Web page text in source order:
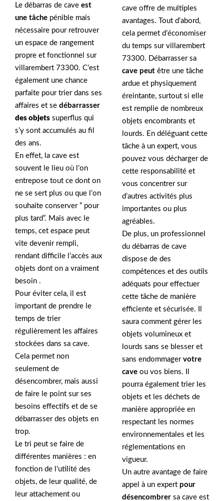
Le débarras de cave est
une tâche pénible mais
nécessaire pour retrouver
un espace de rangement
propre et fonctionnel sur
villarembert 73300. C’est
également une chance
parfaite pour trier dans ses
affaires et se débarrasser
des objets superflus qui
s’y sont accumulés au fil
des ans.
En effet, la cave est
souvent le lieu où l’on
entrepose tout ce dont on
ne se sert plus ou que l’on
souhaite conserver ” pour
plus tard”. Mais avec le
temps, cet espace peut
vite devenir rempli,
rendant difficile l’accès aux
objets dont on a vraiment
besoin .
Pour éviter cela, il est
important de prendre le
temps de trier
régulièrement les affaires
stockées dans sa cave.
Cela permet non
seulement de
désencombrer, mais aussi
de faire le point sur ses
besoins effectifs et de se
débarrasser des objets en
trop.
Le tri peut se faire de
différentes manières : en
fonction de l’utilité des
objets, de leur qualité, de
leur attachement ou
cave offre de multiples
avantages. Tout d’abord,
cela permet d’économiser
du temps sur villarembert
73300. Débarrasser sa
cave peut être une tâche
ardue et physiquement
éreintante, surtout si elle
est remplie de nombreux
objets encombrants et
lourds. En déléguant cette
tâche à un expert, vous
pouvez vous décharger de
cette responsabilité et
vous concentrer sur
d’autres activités plus
importantes ou plus
agréables.
De plus, un professionnel
du débarras de cave
dispose de des
compétences et des outils
adéquats pour effectuer
cette tâche de manière
efficiente et sécurisée. Il
saura comment gérer les
objets volumineux et
lourds sans se blesser et
sans endommager votre
cave ou vos biens. Il
pourra également trier les
objets et les déchets de
manière appropriée en
respectant les normes
environnementales et les
réglementations en
vigueur.
Un autre avantage de faire
appel à un expert pour
désencombrer sa cave est